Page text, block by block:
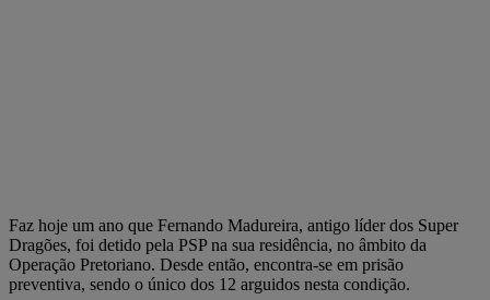
Faz hoje um ano que Fernando Madureira, antigo líder dos Super
Dragões, foi detido pela PSP na sua residência, no âmbito da
Operação Pretoriano. Desde então, encontra-se em prisão
preventiva, sendo o único dos 12 arguidos nesta condição.